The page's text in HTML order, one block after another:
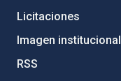
Licitaciones
Imagen institucional
RSS